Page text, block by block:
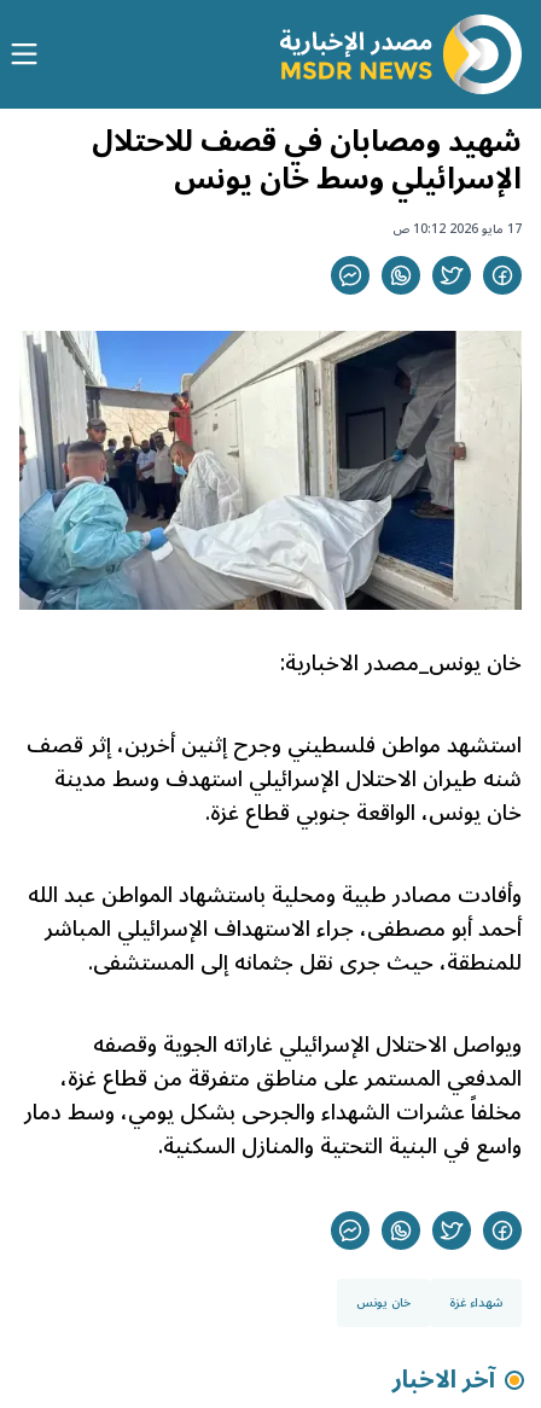
شهيد ومصابان في قصف للاحتلال
الإسرائيلي وسط خان يونس
17 مايو 2026 10:12 ص
خان يونس_مصدر الاخبارية:
استشهد مواطن فلسطيني وجرح إثنين أخرين، إثر قصف
شنه طيران الاحتلال الإسرائيلي استهدف وسط مدينة
خان يونس، الواقعة جنوبي قطاع غزة.
وأفادت مصادر طبية ومحلية باستشهاد المواطن عبد الله
أحمد أبو مصطفى، جراء الاستهداف الإسرائيلي المباشر
للمنطقة، حيث جرى نقل جثمانه إلى المستشفى.
ويواصل الاحتلال الإسرائيلي غاراته الجوية وقصفه
المدفعي المستمر على مناطق متفرقة من قطاع غزة،
مخلفاً عشرات الشهداء والجرحى بشكل يومي، وسط دمار
واسع في البنية التحتية والمنازل السكنية.
شهداء غزة خان يونس
آخر الاخبار